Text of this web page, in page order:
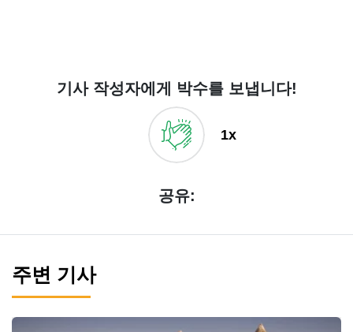
기사 작성자에게 박수를 보냅니다!
1x
공유:
주변 기사